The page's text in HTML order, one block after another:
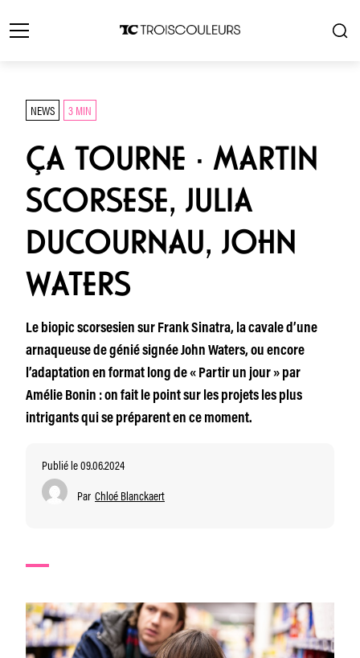
NEWS 3 MIN
ÇA TOURNE · MARTIN
SCORSESE, JULIA
DUCOURNAU, JOHN
WATERS
Le biopic scorsesien sur Frank Sinatra, la cavale d’une
arnaqueuse de génié signée John Waters, ou encore
l’adaptation en format long de « Partir un jour » par
Amélie Bonin : on fait le point sur les projets les plus
intrigants qui se préparent en ce moment.
Publié le 09.06.2024
Par Chloé Blanckaert